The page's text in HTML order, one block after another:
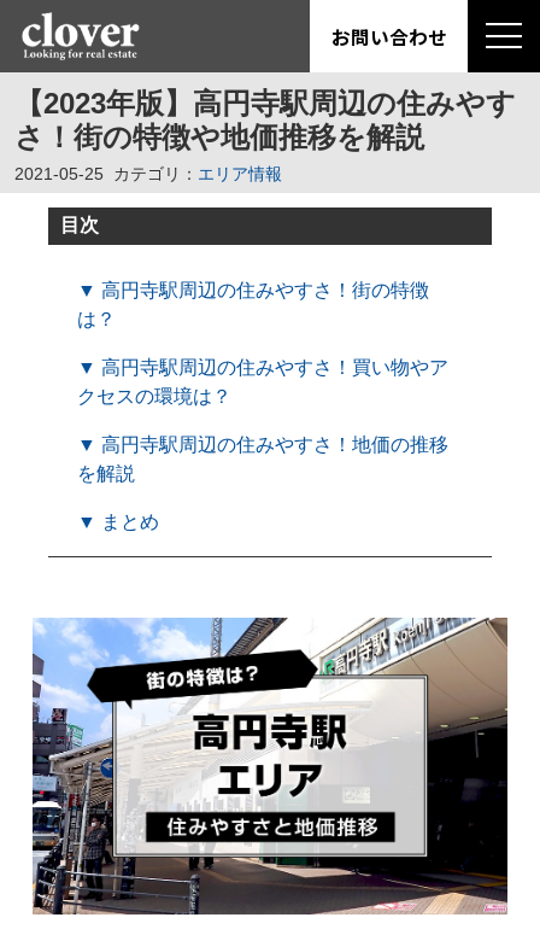
お問い合わせ
【2023年版】高円寺駅周辺の住みやす
さ！街の特徴や地価推移を解説
2021-05-25 カテゴリ： エリア情報
目次
▼ 高円寺駅周辺の住みやすさ！街の特徴
は？
▼ 高円寺駅周辺の住みやすさ！買い物やア
クセスの環境は？
▼ 高円寺駅周辺の住みやすさ！地価の推移
を解説
▼ まとめ